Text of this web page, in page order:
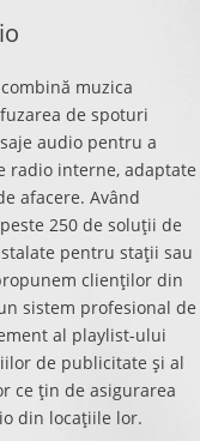
muzica
de spoturi
audio pentru a
radio interne, adaptate
afacere. Având
250 de soluţii de
pentru staţii sau
clienţilor din
sistem profesional de
al playlist-ului
de publicitate şi al
ce ţin de asigurarea
din locaţiile lor.